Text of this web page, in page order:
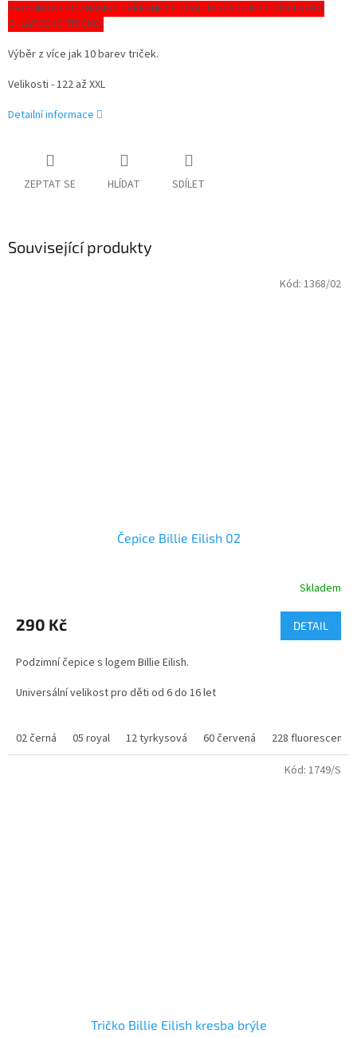
PROSÍM DO POZNÁMKY UPŘESNĚTE ZDALI POŽADUJETE DÍVČÍ NEBO
CHLAPECKÉ TRIČKO.
Výběr z více jak 10 barev triček.
Velikosti - 122 až XXL
Detailní informace
ZEPTAT SE HLÍDAT SDÍLET
Související produkty
Čepice Billie Eilish 02
produktu
je
z
hvězdiček.
Skladem
290 Kč DETAIL
Podzimní čepice s logem Billie Eilish.
Universální velikost pro děti od 6 do 16 let
02 černá 05 royal 12 tyrkysová 60 červená 228
Kód: 1368/02
Tričko Billie Eilish kresba brýle
Kód: 1749/S